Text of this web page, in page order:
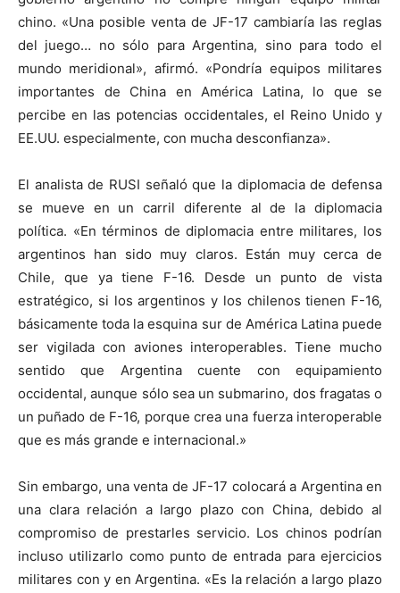
chino. «Una posible venta de JF-17 cambiaría las reglas
del juego… no sólo para Argentina, sino para todo el
mundo meridional», afirmó. «Pondría equipos militares
importantes de China en América Latina, lo que se
percibe en las potencias occidentales, el Reino Unido y
EE.UU. especialmente, con mucha desconfianza».
El analista de RUSI señaló que la diplomacia de defensa
se mueve en un carril diferente al de la diplomacia
política. «En términos de diplomacia entre militares, los
argentinos han sido muy claros. Están muy cerca de
Chile, que ya tiene F-16. Desde un punto de vista
estratégico, si los argentinos y los chilenos tienen F-16,
básicamente toda la esquina sur de América Latina puede
ser vigilada con aviones interoperables. Tiene mucho
sentido que Argentina cuente con equipamiento
occidental, aunque sólo sea un submarino, dos fragatas o
un puñado de F-16, porque crea una fuerza interoperable
que es más grande e internacional.»
Sin embargo, una venta de JF-17 colocará a Argentina en
una clara relación a largo plazo con China, debido al
compromiso de prestarles servicio. Los chinos podrían
incluso utilizarlo como punto de entrada para ejercicios
militares con y en Argentina. «Es la relación a largo plazo